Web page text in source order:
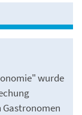
wurde